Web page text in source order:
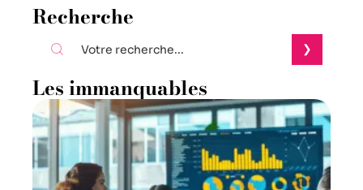
Recherche
Les immanquables